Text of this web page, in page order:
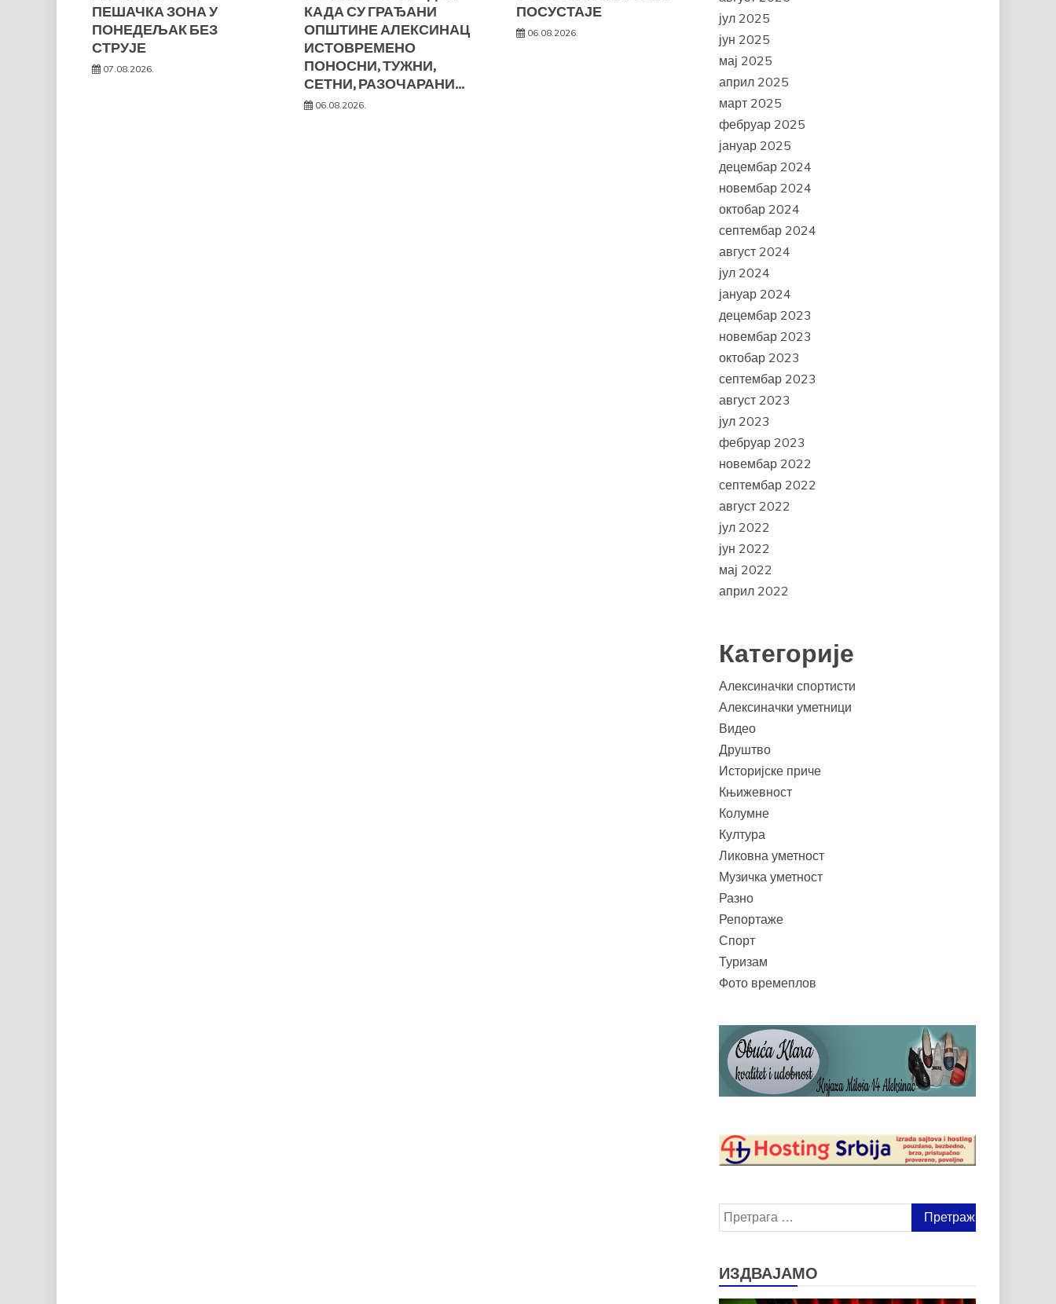
ПЕШАЧКА ЗОНА У
ПОНЕДЕЉАК БЕЗ
СТРУЈЕ
07.08.2026.
КАДА СУ ГРАЂАНИ
ОПШТИНЕ АЛЕКСИНАЦ
ИСТОВРЕМЕНО
ПОНОСНИ, ТУЖНИ,
СЕТНИ, РАЗОЧАРАНИ…
06.08.2026.
ПОСУСТАЈЕ
06.08.2026.
јул 2025
јун 2025
мај 2025
април 2025
март 2025
фебруар 2025
јануар 2025
децембар 2024
новембар 2024
октобар 2024
септембар 2024
август 2024
јул 2024
јануар 2024
децембар 2023
новембар 2023
октобар 2023
септембар 2023
август 2023
јул 2023
фебруар 2023
новембар 2022
септембар 2022
август 2022
јул 2022
јун 2022
мај 2022
април 2022
Категорије
Алексиначки спортисти
Алексиначки уметници
Видео
Друштво
Историјске приче
Књижевност
Колумне
Култура
Ликовна уметност
Музичка уметност
Разно
Репортаже
Спорт
Туризам
Фото времеплов
Претрага
за:
ИЗДВАЈАМО